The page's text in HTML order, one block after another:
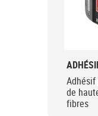
de
fibres